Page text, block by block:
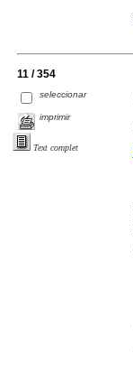
11 / 354
seleccionar
imprimir
Text complet